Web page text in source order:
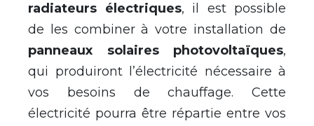
radiateurs électriques, il est possible
de les combiner à votre installation de
panneaux solaires photovoltaïques,
qui produiront l’électricité nécessaire à
vos besoins de chauffage. Cette
électricité pourra être répartie entre vos